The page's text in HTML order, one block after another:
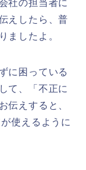
社の担当者に
えしたら、普
ましたよ。
に困っている
て、「不正に
伝えすると、
使えるように